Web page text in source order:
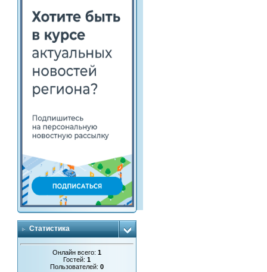
Статистика
Онлайн всего:1
Гостей:1
Пользователей:0